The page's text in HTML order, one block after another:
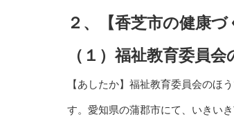
２、【香芝市の健康づ
（１）福祉教育委員
【あしたか】福祉教育委員会のほ
す。愛知県の蒲郡市にて、いきい